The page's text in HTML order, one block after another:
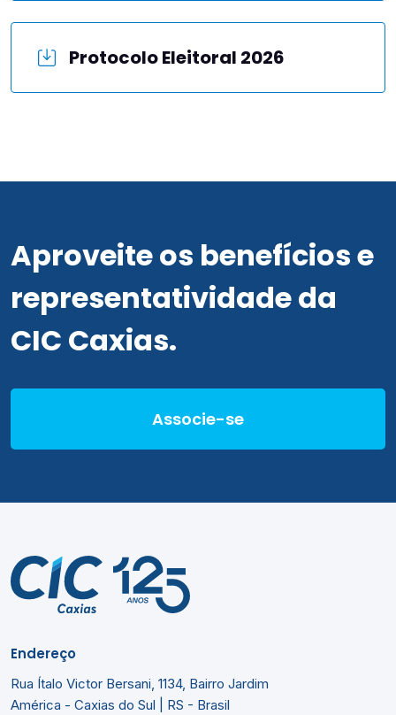
Protocolo Eleitoral 2026
Aproveite os benefícios e
representatividade da
CIC Caxias.
Associe-se
Endereço
Rua Ítalo Victor Bersani, 1134, Bairro Jardim
América - Caxias do Sul | RS - Brasil